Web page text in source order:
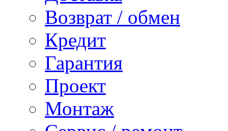
Возврат / обмен
Кредит
Гарантия
Проект
Монтаж